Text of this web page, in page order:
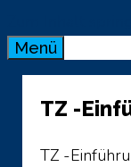
Menü
TZ -
TZ -